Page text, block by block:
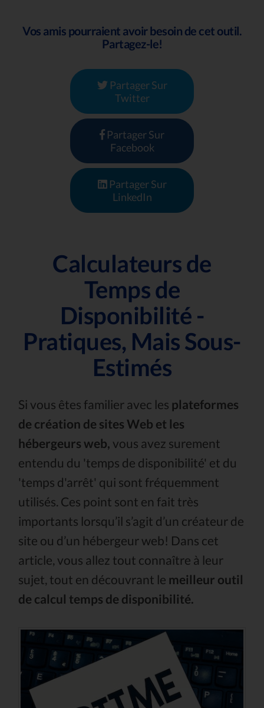
Vos amis pourraient avoir besoin de cet outil.
Partagez-le!
Partager Sur
Twitter
Partager Sur
Facebook
Partager Sur
LinkedIn
Calculateurs de
Temps de
Disponibilité -
Pratiques, Mais Sous-
Estimés
Si vous êtes familier avec les plateformes
de création de sites Web et les
hébergeurs web, vous avez surement
entendu du 'temps de disponibilité' et du
'temps d'arrêt' qui sont fréquemment
utilisés. Ces point sont en fait très
importants lorsqu’il s’agit d’un créateur de
site ou d’un hébergeur web! Dans cet
article, vous allez tout connaître à leur
sujet, tout en découvrant le meilleur outil
de calcul temps de disponibilité.